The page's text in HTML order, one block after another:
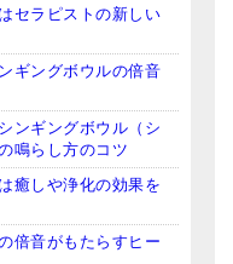
ム
セラピストの新しい
ギングボウルの倍音
ンギングボウル（シ
鳴らし方のコツ
癒しや浄化の効果を
倍音がもたらすヒー